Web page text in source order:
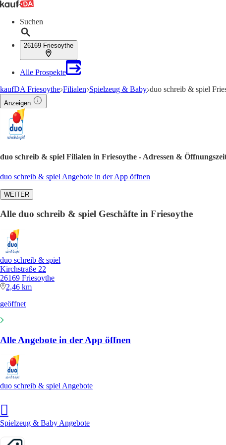
Suchen
26169 Friesoythe
Alle Prospekte
kaufDA Friesoythe Filialen Spielzeug & Baby duo schreib & spiel
Anzeigen
duo schreib & spiel Filialen in Friesoythe - Adressen &
duo schreib & spiel Angebote in der App öffnen
WEITER
Alle duo schreib & spiel Geschäfte in Friesoythe
duo schreib & spiel
Kirchstraße 22
26169 Friesoythe
2,46 km
geöffnet
Alle Angebote in der App öffnen
duo schreib & spiel Angebote
Spielzeug & Baby Angebote